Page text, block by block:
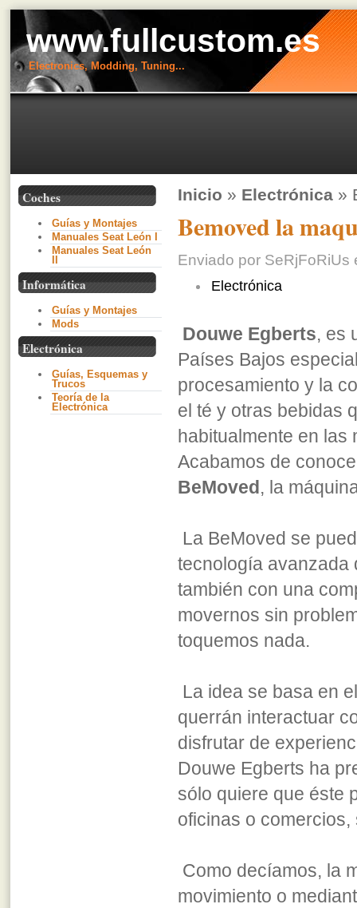
www.fullcustom.es
Electronics, Modding, Tuning...
Coches
Guías y Montajes
Manuales Seat León I
Manuales Seat León
Informática
Guías y Montajes
Mods
Electrónica
Guías, Esquemas y
Trucos
Teoría de la
Electrónica
Inicio » Electrónica »
Bemoved la
Enviado por SeRjFoRiUs
Electrónica
Douwe Egberts, es
Países Bajos
procesamiento y la
el té y otras bebidas
habitualmente en las
Acabamos de
BeMoved , la
La BeMoved se
tecnología avanzada
también con una
movernos sin
toquemos nada.
La idea se basa en
querrán interactuar
disfrutar de
Douwe Egberts ha
sólo quiere que éste
oficinas o
Como decíamos, la
movimiento o